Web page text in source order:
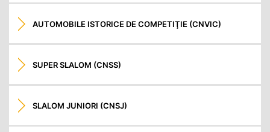
AUTOMOBILE ISTORICE DE COMPETIŢIE (CNVIC)
SUPER SLALOM (CNSS)
SLALOM JUNIORI (CNSJ)